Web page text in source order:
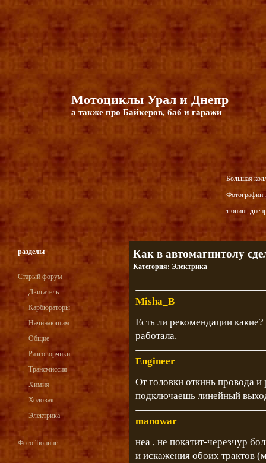
Мотоциклы Урал и Днепр
а также про Байкеров, баб и гаражи
Большая
Фотографии
тюнинг
разделы
Старый форум
Двигатель
Карбюраторы
Начинающим
Общие
Разговорчики
Трансмиссия
Химия
Ходовая
Электрика
Фото Тюнинг
Как в автомагнитолу
Категория: Электрика
Misha_B
Есть ли рекомендации
работала.
Engineer
От головки откинь провода
подключаешь линейный
manowar
неа , не покатит-черезчур
и искажения обоих трактов